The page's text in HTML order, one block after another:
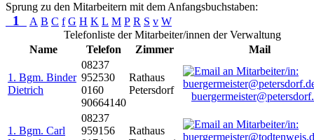
Sprung zu den Mitarbeitern mit dem Anfangsbuchstaben:
1 A B C f G H K L M P R S v W
Telefonliste der Mitarbeiter/innen der Verwaltung
Name
Telefon Zimmer Mail
1. Bgm. Binder
Dietrich
08237
952530
0160
90664140
Rathaus
Petersdorf
1. Bgm. Carl
08237
959156
Rathaus